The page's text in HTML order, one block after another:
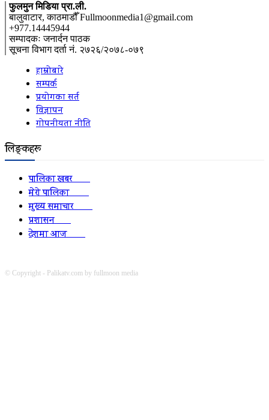
फुलमुन मिडिया प्रा.ली.
बालुवाटार, काठमाडौँ Fullmoonmedia1@gmail.com
+977.14445944
सम्पादकः जनार्दन पाठक
सूचना विभाग दर्ता नं. २७२६/२०७८-०७९
हाम्रोबारे
सम्पर्क
प्रयोगका सर्त
विज्ञापन
गोपनीयता नीति
लिङ्कहरू
पालिका खबर2152
मेरो पालिका2078
मुख्य समाचार2010
प्रशासन1341
देशमा आज1278
© Copyright - Palikatv.com by fullmoon media